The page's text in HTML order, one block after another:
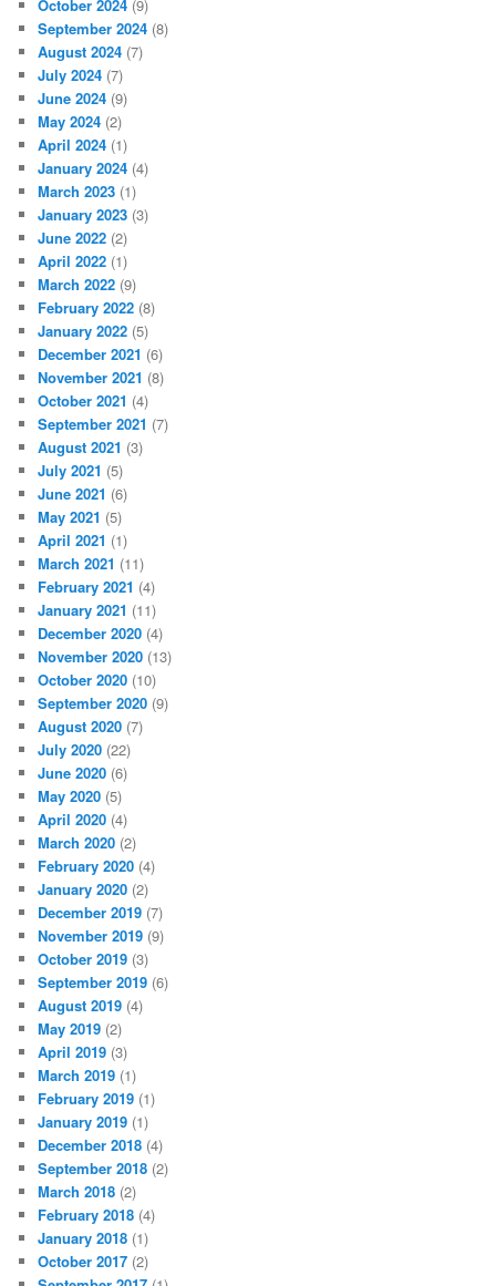
October 2024 (9)
September 2024 (8)
August 2024 (7)
July 2024 (7)
June 2024 (9)
May 2024 (2)
April 2024 (1)
January 2024 (4)
March 2023 (1)
January 2023 (3)
June 2022 (2)
April 2022 (1)
March 2022 (9)
February 2022 (8)
January 2022 (5)
December 2021 (6)
November 2021 (8)
October 2021 (4)
September 2021 (7)
August 2021 (3)
July 2021 (5)
June 2021 (6)
May 2021 (5)
April 2021 (1)
March 2021 (11)
February 2021 (4)
January 2021 (11)
December 2020 (4)
November 2020 (13)
October 2020 (10)
September 2020 (9)
August 2020 (7)
July 2020 (22)
June 2020 (6)
May 2020 (5)
April 2020 (4)
March 2020 (2)
February 2020 (4)
January 2020 (2)
December 2019 (7)
November 2019 (9)
October 2019 (3)
September 2019 (6)
August 2019 (4)
May 2019 (2)
April 2019 (3)
March 2019 (1)
February 2019 (1)
January 2019 (1)
December 2018 (4)
September 2018 (2)
March 2018 (2)
February 2018 (4)
January 2018 (1)
October 2017 (2)